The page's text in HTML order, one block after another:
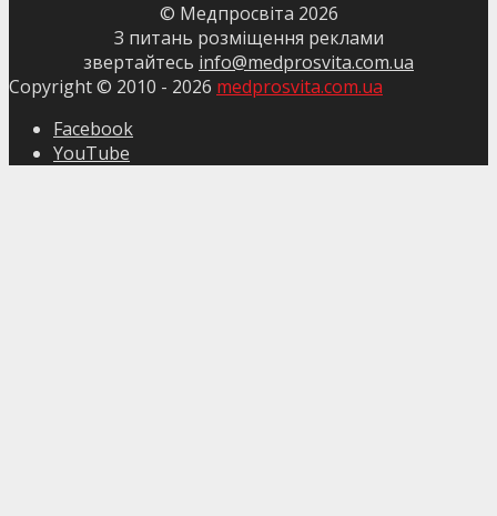
© Медпросвіта 2026
З питань розміщення реклами
звертайтесь info@medprosvita.com.ua
Copyright © 2010 - 2026 medprosvita.com.ua
Facebook
YouTube